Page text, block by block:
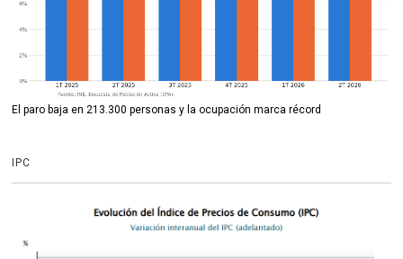
El paro baja en 213.300 personas y la ocupación marca récord
IPC